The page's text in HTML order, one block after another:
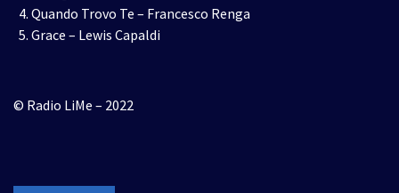
Quando Trovo Te – Francesco Renga
Grace – Lewis Capaldi
© Radio LiMe – 2022